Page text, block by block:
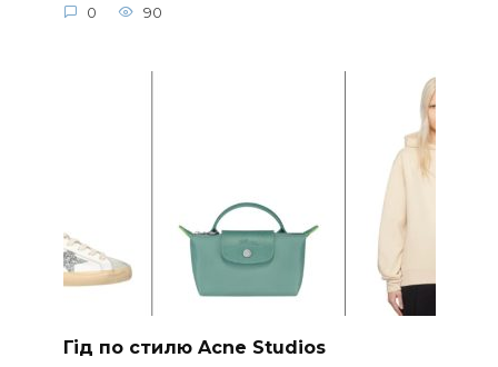
0 90
Гід по стилю Acne Studios